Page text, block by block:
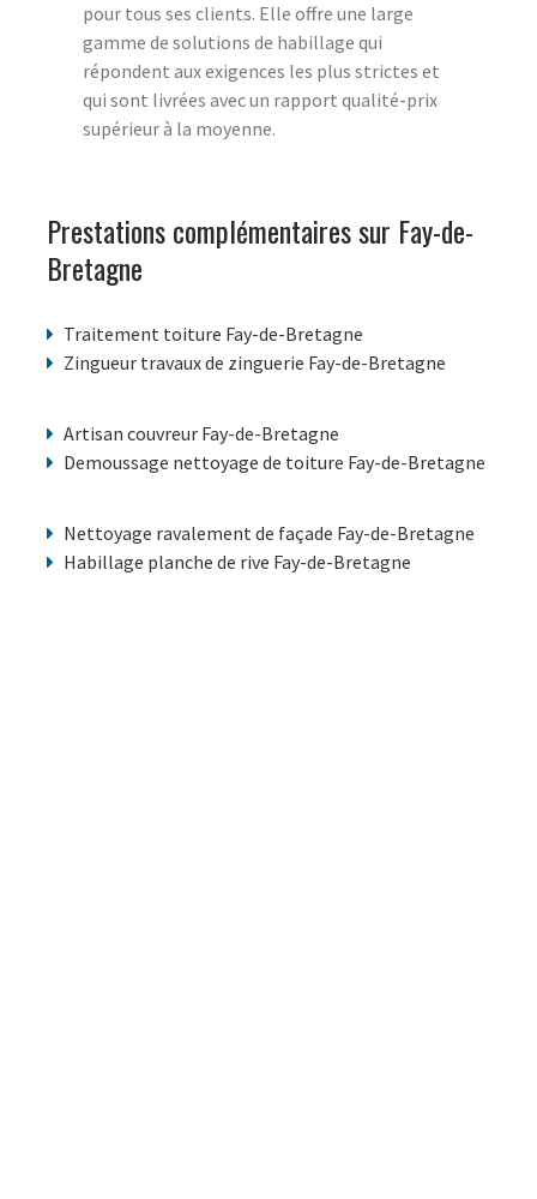
pour tous ses clients. Elle offre une large
gamme de solutions de habillage qui
répondent aux exigences les plus strictes et
qui sont livrées avec un rapport qualité-prix
supérieur à la moyenne.
Prestations complémentaires sur Fay-de-
Bretagne
Traitement toiture Fay-de-Bretagne
Zingueur travaux de zinguerie Fay-de-Bretagne
Artisan couvreur Fay-de-Bretagne
Demoussage nettoyage de toiture Fay-de-Bretagne
Nettoyage ravalement de façade Fay-de-Bretagne
Habillage planche de rive Fay-de-Bretagne